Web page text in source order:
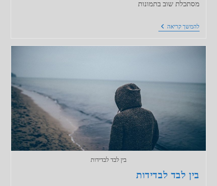
מסתכלת שוב בתמונות
להמשך קריאהלקראת
דייט
בין לבד לבדידות
בין לבד לבדידות